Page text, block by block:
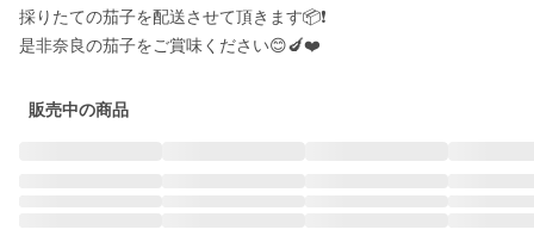
採りたての茄子を配送させて頂きます📦❗️
是非奈良の茄子をご賞味ください😊🍆❤️
販売中の商品